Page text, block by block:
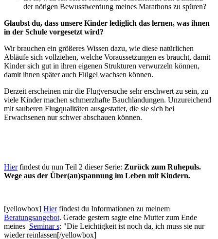
der nötigen Bewusstwerdung meines Marathons zu spüren?
Glaubst du, dass unsere Kinder lediglich das lernen, was ihnen
in der Schule vorgesetzt wird?
Wir brauchen ein größeres Wissen dazu, wie diese natürlichen
Abläufe sich vollziehen, welche Voraussetzungen es braucht, damit
Kinder sich gut in ihren eigenen Strukturen verwurzeln können,
damit ihnen später auch Flügel wachsen können.
Derzeit erscheinen mir die Flugversuche sehr erschwert zu sein, zu
viele Kinder machen schmerzhafte Bauchlandungen. Unzureichend
mit sauberen Flugqualitäten ausgestattet, die sie sich bei
Erwachsenen nur schwer abschauen können.
Hierfindest du nun Teil 2 dieser Serie: Zurück zum Ruhepuls.
Wege aus der Über(an)spannung im Leben mit Kindern.
[yellowbox] Hierfindest du Informationen zu meinem
Beratungsangebot. Gerade gestern sagte eine Mutter zum Ende
meines Seminar s: "Die Leichtigkeit ist noch da, ich muss sie nur
wieder reinlassen[/yellowbox]